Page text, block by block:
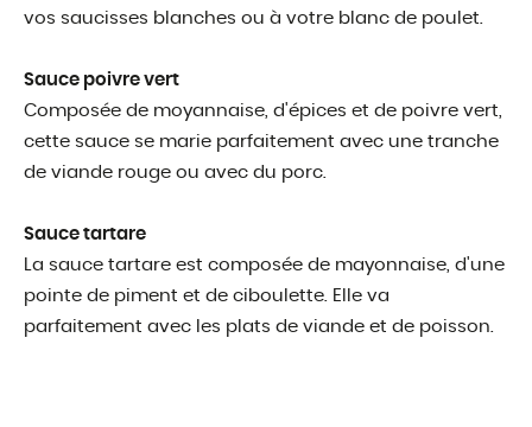
vos saucisses blanches ou à votre blanc de poulet.
Sauce poivre vert
Composée de moyannaise, d'épices et de poivre vert,
cette sauce se marie parfaitement avec une tranche
de viande rouge ou avec du porc.
Sauce tartare
La sauce tartare est composée de mayonnaise, d'une
pointe de piment et de ciboulette. Elle va
parfaitement avec les plats de viande et de poisson.